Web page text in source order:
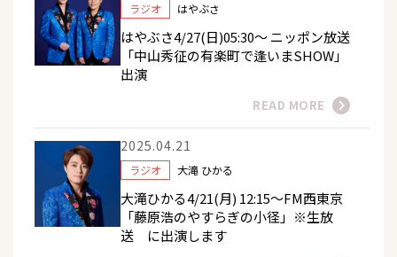
ラジオ はやぶさ
はやぶさ4/27(日)05:30～ ニッポン放送
「中山秀征の有楽町で逢いまSHOW」
出演
READ MORE
2025.04.21
ラジオ 大滝 ひかる
大滝ひかる4/21(月) 12:15〜FM西東京
「藤原浩のやすらぎの小径」※生放
送 に出演します